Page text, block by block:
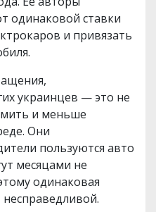
одинаковой ставки
и привязать
украинцев — это не
и меньше
Они
пользуются авто
месяцами не
одинаковая
несправедливой.